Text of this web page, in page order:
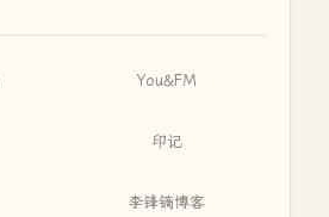
You&FM
印记
李锋镝博客